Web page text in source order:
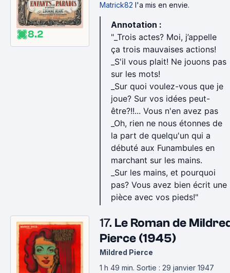
8.2
Matrick82 l'a mis en envie.
Annotation :
"_Trois actes? Moi, j’appelle
ça trois mauvaises actions!
_S'il vous plait! Ne jouons pas
sur les mots!
_Sur quoi voulez-vous que je
joue? Sur vos idées peut-
être?!!... Vous n'en avez pas
_Oh, rien ne nous étonnes de
la part de quelqu'un qui a
débuté aux Funambules en
marchant sur les mains.
_Sur les mains, et pourquoi
pas? Vous avez bien écrit une
pièce avec vos pieds!"
17. Le Roman de
Pierce (1945)
Mildred Pierce
1 h 49 min. Sortie : 29 janvier 1947